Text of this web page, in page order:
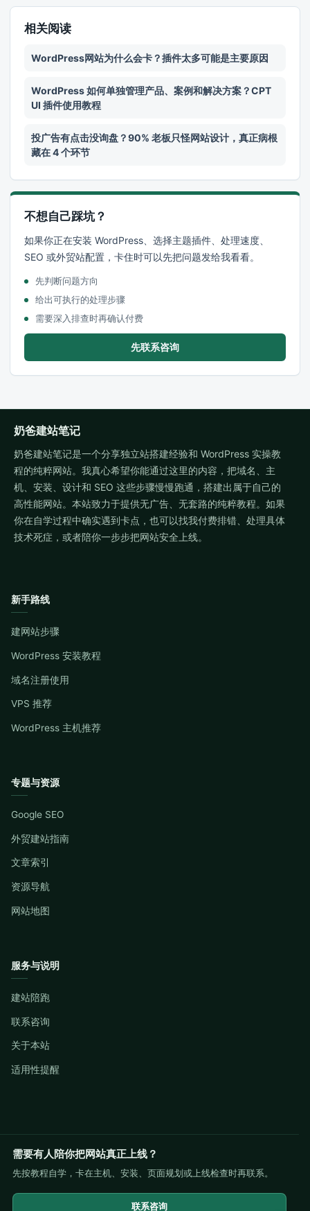
相关阅读
WordPress网站为什么会卡？插件太多可能是主要原因
WordPress 如何单独管理产品、案例和解决方案？CPT
UI 插件使用教程
投广告有点击没询盘？90% 老板只怪网站设计，真正病根
藏在 4 个环节
不想自己踩坑？
如果你正在安装 WordPress、选择主题插件、处理速度、
SEO 或外贸站配置，卡住时可以先把问题发给我看看。
先判断问题方向
给出可执行的处理步骤
需要深入排查时再确认付费
先联系咨询
奶爸建站笔记
奶爸建站笔记是一个分享独立站搭建经验和 WordPress 实操教
程的纯粹网站。我真心希望你能通过这里的内容，把域名、主
机、安装、设计和 SEO 这些步骤慢慢跑通，搭建出属于自己的
高性能网站。本站致力于提供无广告、无套路的纯粹教程。如果
你在自学过程中确实遇到卡点，也可以找我付费排错、处理具体
技术死症，或者陪你一步步把网站安全上线。
新手路线
建网站步骤
WordPress 安装教程
域名注册使用
VPS 推荐
WordPress 主机推荐
专题与资源
Google SEO
外贸建站指南
文章索引
资源导航
网站地图
服务与说明
建站陪跑
联系咨询
关于本站
适用性提醒
需要有人陪你把网站真正上线？
先按教程自学，卡在主机、安装、页面规划或上线检查时再联系。
联系咨询